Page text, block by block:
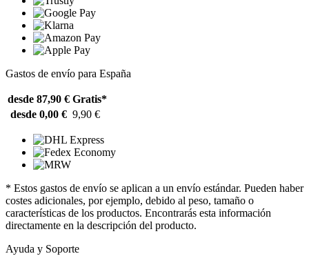
Gastos de envío para España
desde 87,90 € Gratis*
desde 0,00 € 9,90 €
* Estos gastos de envío se aplican a un envío estándar. Pueden haber
costes adicionales, por ejemplo, debido al peso, tamaño o
características de los productos. Encontrarás esta información
directamente en la descripción del producto.
Ayuda y Soporte